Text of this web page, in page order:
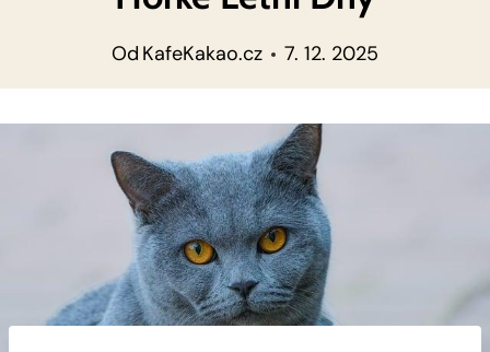
Od KafeKakao.cz 7. 12. 2025